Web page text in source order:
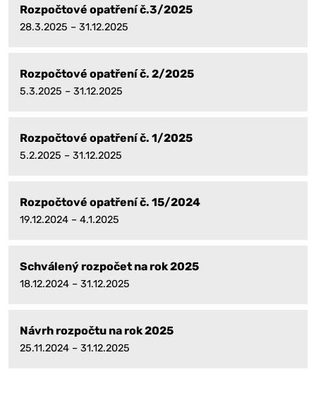
Rozpočtové opatření č.3/2025
28.3.2025 – 31.12.2025
Rozpočtové opatření č. 2/2025
5.3.2025 – 31.12.2025
Rozpočtové opatření č. 1/2025
5.2.2025 – 31.12.2025
Rozpočtové opatření č. 15/2024
19.12.2024 – 4.1.2025
Schválený rozpočet na rok 2025
18.12.2024 – 31.12.2025
Návrh rozpočtu na rok 2025
25.11.2024 – 31.12.2025